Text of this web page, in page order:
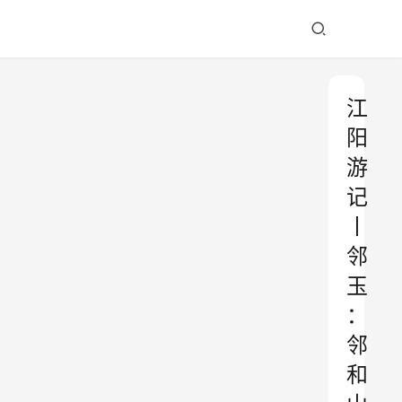
江
阳
游
记
邻
玉
：
邻
和